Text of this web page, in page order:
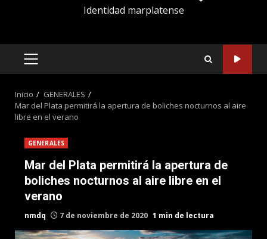
Identidad marplatense
MENÚ
Inicio
GENERALES
Mar del Plata permitirá la apertura de boliches nocturnos al aire
libre en el verano
GENERALES
Mar del Plata permitirá la apertura de
boliches nocturnos al aire libre en el
verano
nmdq 7 de noviembre de 2020 1 min de lectura